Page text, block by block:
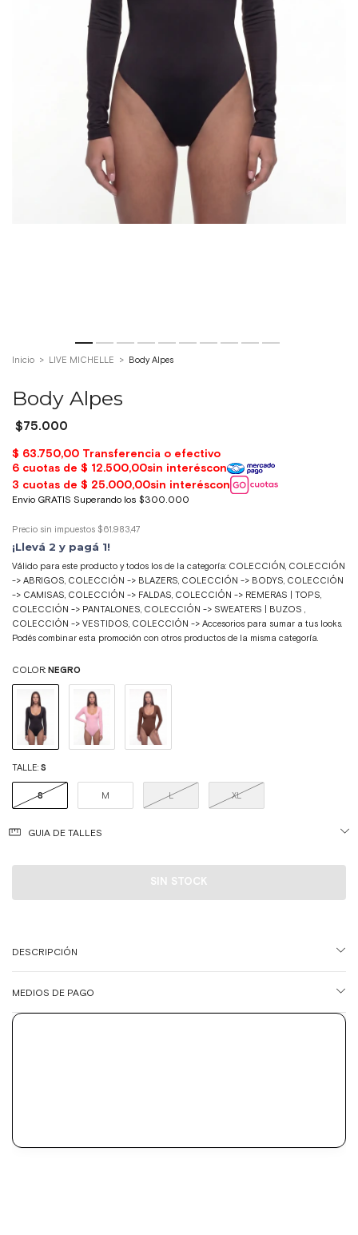
Inicio > LIVE MICHELLE > Body Alpes
Body Alpes
$75.000
Precio sin impuestos $61.983,47
¡Llevá 2 y pagá 1!
Válido para este producto y todos los de la categoría: COLECCIÓN, COLECCIÓN
-> ABRIGOS, COLECCIÓN -> BLAZERS, COLECCIÓN -> BODYS, COLECCIÓN
-> CAMISAS, COLECCIÓN -> FALDAS, COLECCIÓN -> REMERAS | TOPS,
COLECCIÓN -> PANTALONES, COLECCIÓN -> SWEATERS | BUZOS ,
COLECCIÓN -> VESTIDOS, COLECCIÓN -> Accesorios para sumar a tus looks.
Podés combinar esta promoción con otros productos de la misma categoría.
COLOR: NEGRO
TALLE: S
S M L XL
GUIA DE TALLES
DESCRIPCIÓN
MEDIOS DE PAGO